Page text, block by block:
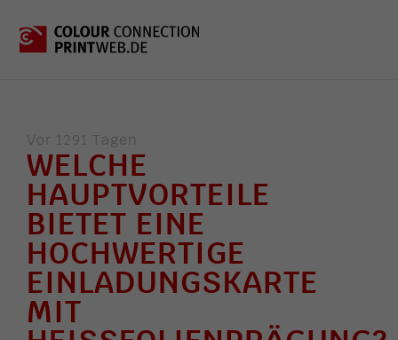
Vor 1291 Tagen
WELCHE
HAUPTVORTEILE
BIETET EINE
HOCHWERTIGE
EINLADUNGSKARTE
MIT